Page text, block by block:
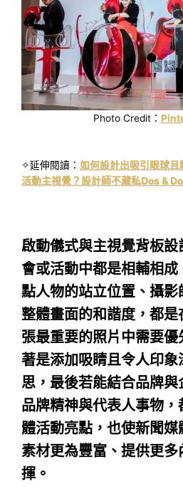
Photo Credit：
✧延伸閱讀： 如何設計出吸引眼球
活動主視覺？設計師不藏私Dos &
啟動儀式與主視覺背板設
會或活動中都是相輔相成
點人物的站立位置、攝影
整體畫面的和諧度，都是
張最重要的照片中需要
著是添加吸睛且令人印象
思，最後若能結合品牌與
品牌精神與代表人事物
體活動亮點，也使新聞
素材更為豐富、提供更多
揮。